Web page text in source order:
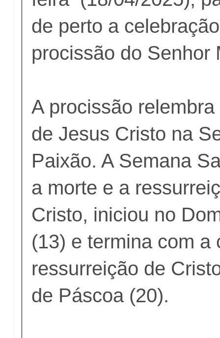
de perto a
procissão do Senhor
A procissão
de Jesus Cristo na
Paixão. A Semana
a morte e a
Cristo, iniciou no
(13) e termina com a
ressurreição de
de Páscoa (20).